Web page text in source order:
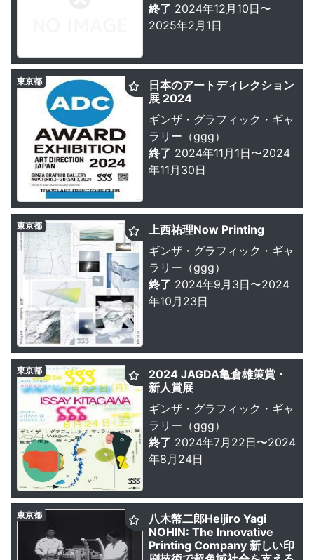
終了 2024年12月10日〜
2025年2月1日
日本のアートディレクション
展 2024
ギンザ・グラフィック・ギャ
ラリー（ggg）
終了 2024年11月1日〜2024
年11月30日
東京都
上西祐理Now Printing
ギンザ・グラフィック・ギャ
ラリー（ggg）
終了 2024年9月3日〜2024
年10月23日
東京都
2024 JAGDA亀倉雄策賞・
新人賞展
ギンザ・グラフィック・ギャ
ラリー（ggg）
終了 2024年7月22日〜2024
年8月24日
東京都
八木幣二郎Heijiro Yagi
NOHIN: The Innovative
Printing Company 新しい印
東京都